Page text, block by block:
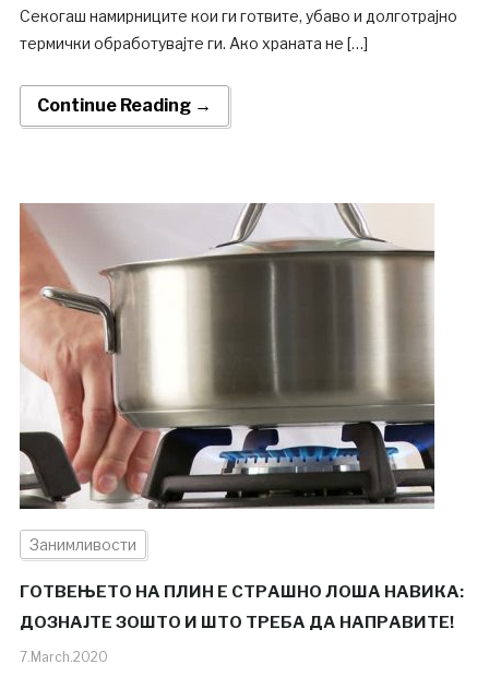
Секогаш намирниците кои ги готвите, убаво и долготрајно
термички обработувајте ги. Ако храната не […]
Continue Reading →
Занимливости
ГОТВЕЊЕТО НА ПЛИН Е СТРАШНО ЛОША НАВИКА:
ДОЗНАЈТЕ ЗОШТО И ШТО ТРЕБА ДА НАПРАВИТЕ!
7.March.2020